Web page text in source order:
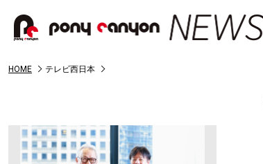
HOME テレビ西日本